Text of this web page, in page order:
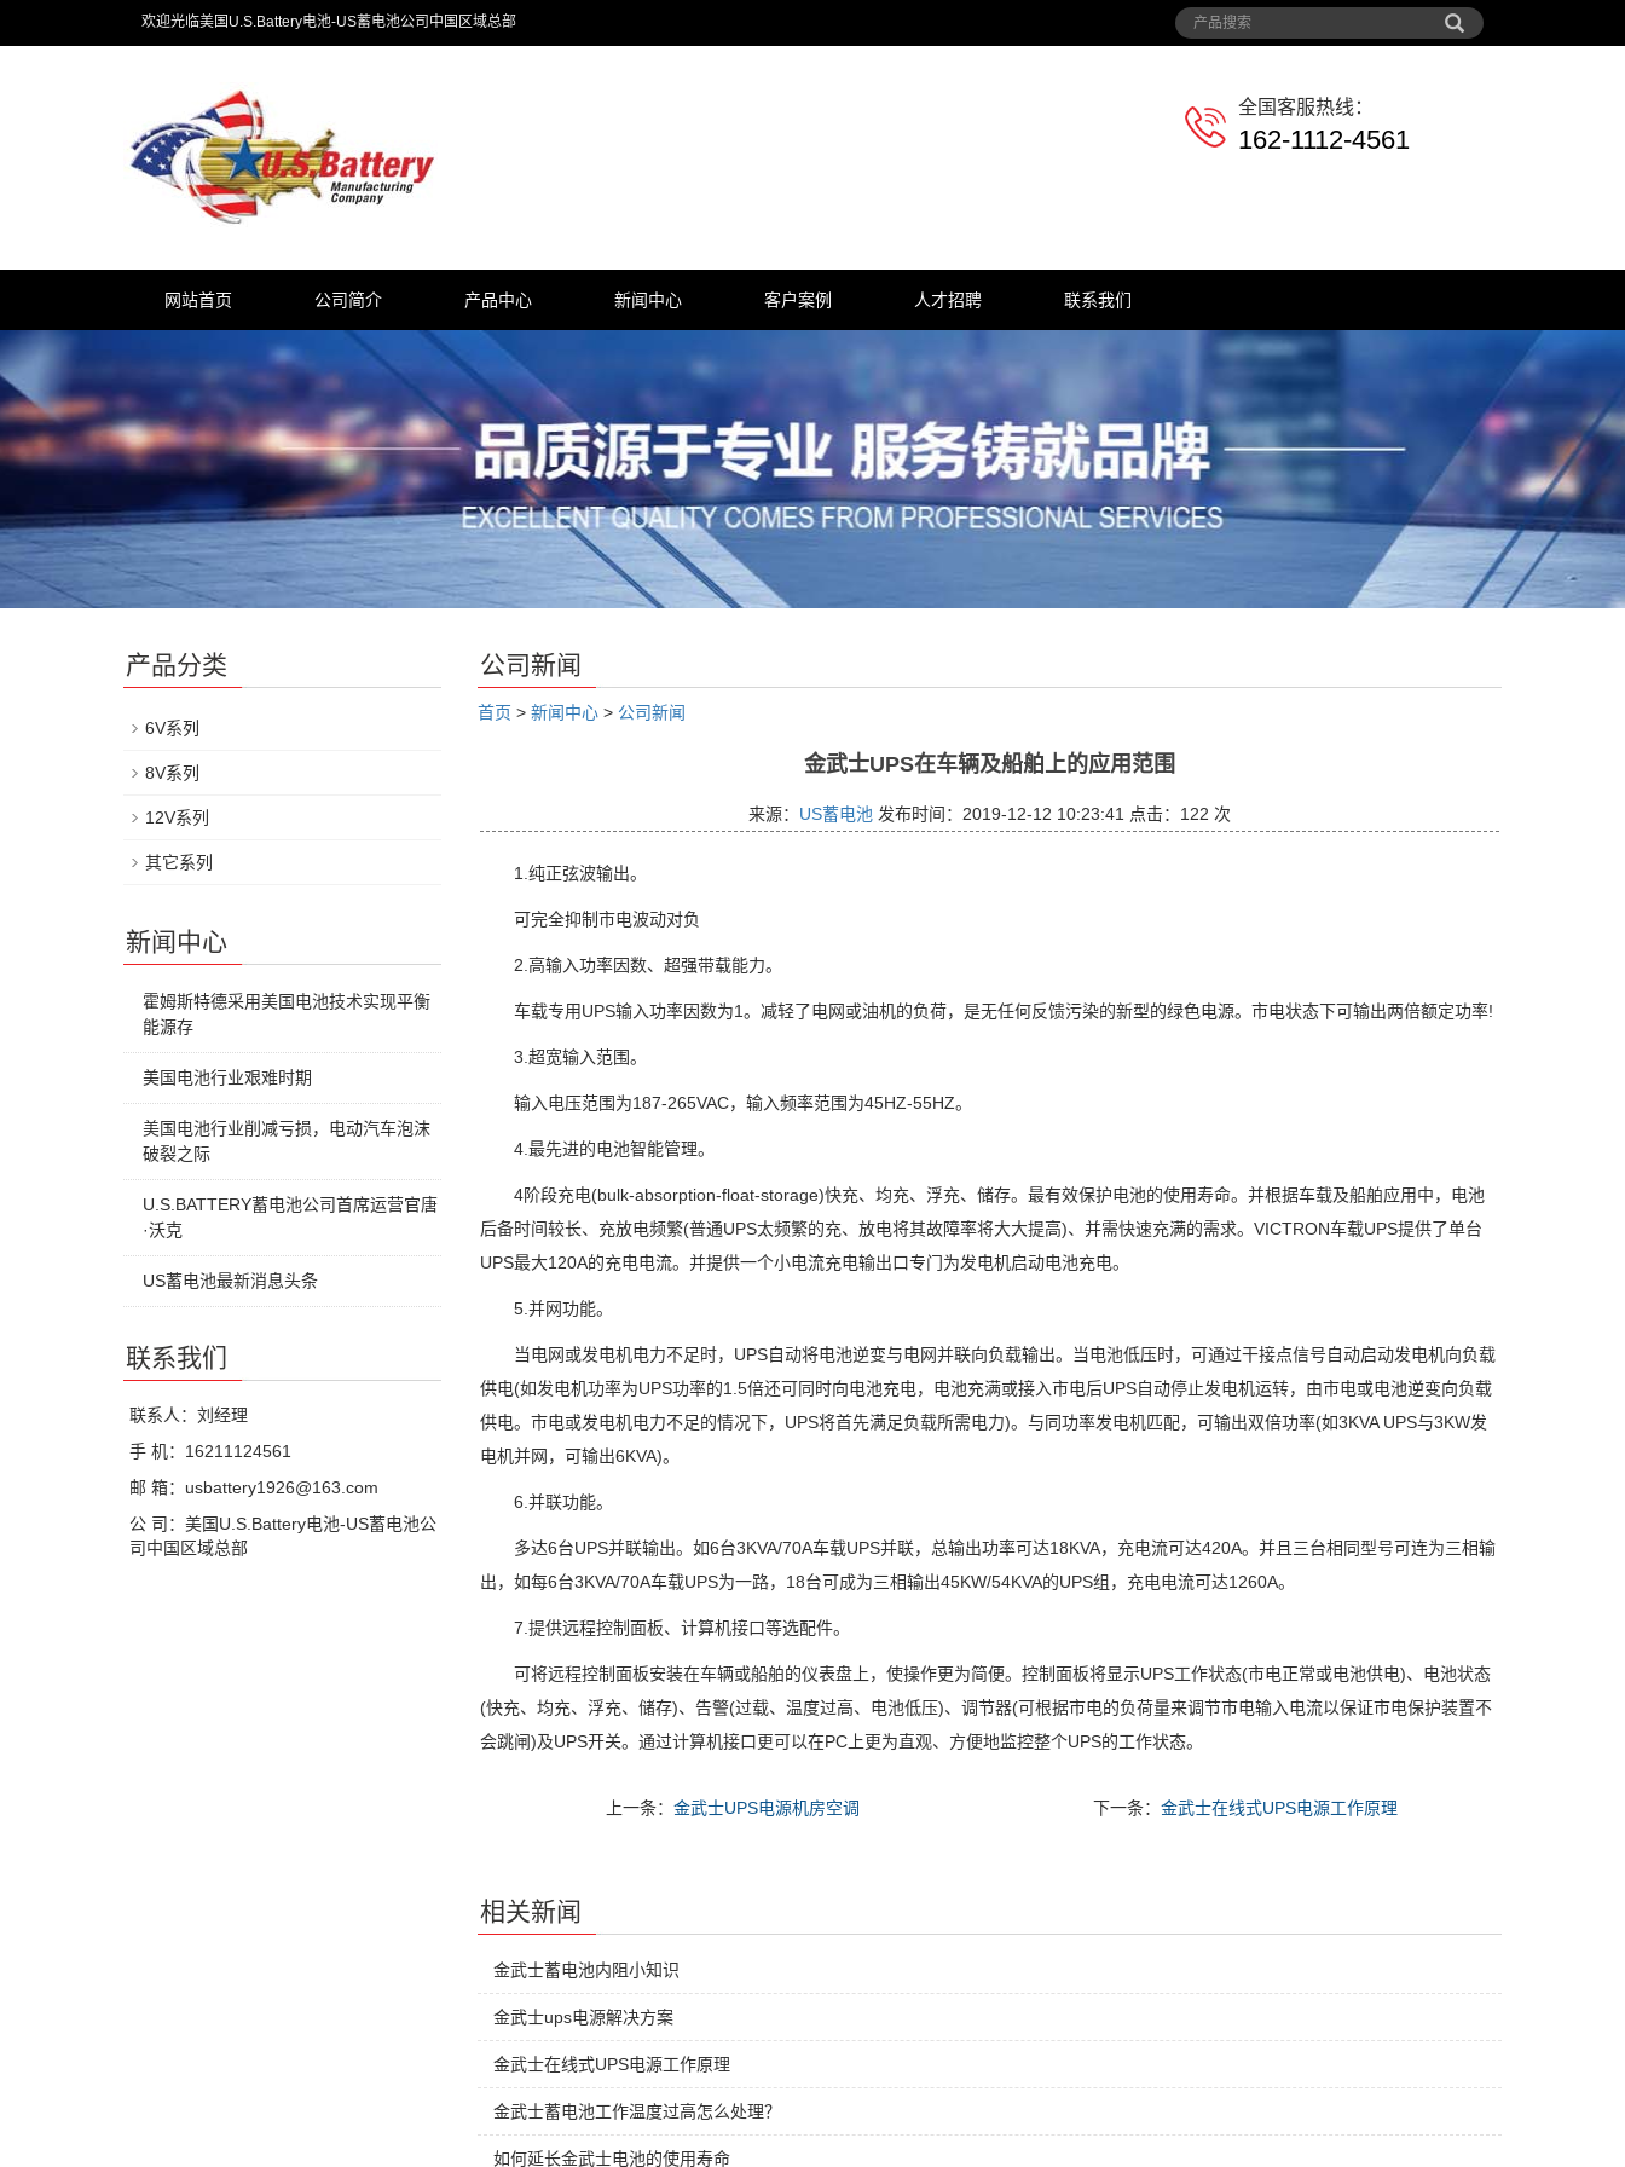
欢迎光临美国U.S.Battery电池-US蓄电池公司中国区域总部
全国客服热线：
162-1112-4561
网站首页 公司简介 产品中心 新闻中心 客户案例 人才招聘 联系我们
公司新闻
首页 > 新闻中心> 公司新闻
金武士UPS在车辆及船舶上的应用范围
来源： US蓄电池 发布时间：2019-12-12 10:23:41 点击： 122 次
1.纯正弦波输出。
可完全抑制市电波动对负
2.高输入功率因数、超强带载能力。
车载专用UPS输入功率因数为1。减轻了电网或油机的负荷，是无任何反馈污染的新型的绿色电源。市电状态下可输出两倍额定功率!
3.超宽输入范围。
输入电压范围为187-265VAC，输入频率范围为45HZ-55HZ。
4.最先进的电池智能管理。
4阶段充电(bulk-absorption-float-storage)快充、均充、浮充、储存。最有效保护电池的使用寿命。并根据车载及船舶应用中，电池
后备时间较长、充放电频繁(普通UPS太频繁的充、放电将其故障率将大大提高)、并需快速充满的需求。VICTRON车载UPS提供了单台
UPS最大120A的充电电流。并提供一个小电流充电输出口专门为发电机启动电池充电。
5.并网功能。
当电网或发电机电力不足时，UPS自动将电池逆变与电网并联向负载输出。当电池低压时，可通过干接点信号自动启动发电机向负载
供电(如发电机功率为UPS功率的1.5倍还可同时向电池充电，电池充满或接入市电后UPS自动停止发电机运转，由市电或电池逆变向负载
供电。市电或发电机电力不足的情况下，UPS将首先满足负载所需电力)。与同功率发电机匹配，可输出双倍功率(如3KVA UPS与3KW发
电机并网，可输出6KVA)。
6.并联功能。
多达6台UPS并联输出。如6台3KVA/70A车载UPS并联，总输出功率可达18KVA，充电流可达420A。并且三台相同型号可连为三相输
出，如每6台3KVA/70A车载UPS为一路，18台可成为三相输出45KW/54KVA的UPS组，充电电流可达1260A。
7.提供远程控制面板、计算机接口等选配件。
可将远程控制面板安装在车辆或船舶的仪表盘上，使操作更为简便。控制面板将显示UPS工作状态(市电正常或电池供电)、电池状态
(快充、均充、浮充、储存)、告警(过载、温度过高、电池低压)、调节器(可根据市电的负荷量来调节市电输入电流以保证市电保护装置不
会跳闸)及UPS开关。通过计算机接口更可以在PC上更为直观、方便地监控整个UPS的工作状态。
上一条：金武士UPS电源机房空调 下一条：金武士在线式UPS电源工作原理
相关新闻
金武士蓄电池内阻小知识
金武士ups电源解决方案
金武士在线式UPS电源工作原理
金武士蓄电池工作温度过高怎么处理？
如何延长金武士电池的使用寿命
产品分类
6V系列
8V系列
12V系列
其它系列
新闻中心
霍姆斯特德采用美国电池技术实现平衡
能源存
美国电池行业艰难时期
美国电池行业削减亏损，电动汽车泡沫
破裂之际
U.S.BATTERY蓄电池公司首席运营官唐
·沃克
US蓄电池最新消息头条
联系我们
联系人：刘经理
手 机：16211124561
邮 箱：usbattery1926@163.com
公 司：美国U.S.Battery电池-US蓄电池公
司中国区域总部